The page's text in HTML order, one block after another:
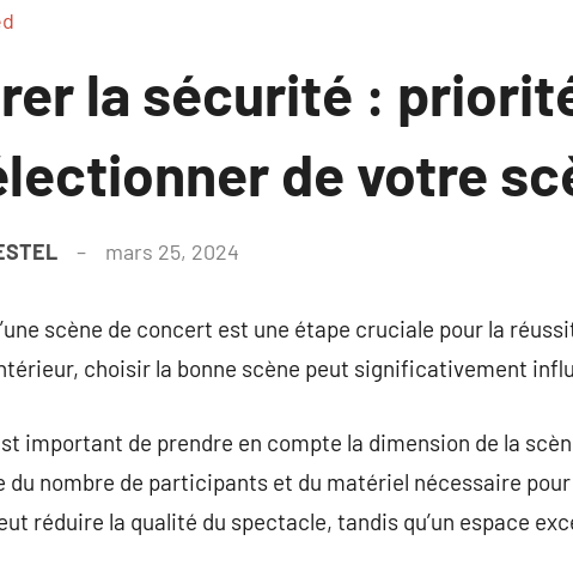
la sécurité :
de votre
mars 25, 2024
scène de concert est une étape cruciale pour la
choisir la bonne scène peut significativement
important de prendre en compte la dimension de la
du nombre de participants et du matériel nécessaire
réduire la qualité du spectacle, tandis qu’un espace